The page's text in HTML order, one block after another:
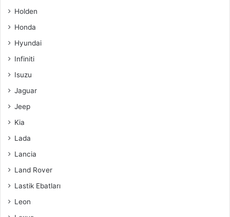
Holden
Honda
Hyundai
Infiniti
Isuzu
Jaguar
Jeep
Kia
Lada
Lancia
Land Rover
Lastik Ebatları
Leon